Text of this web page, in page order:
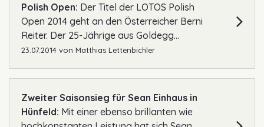
Polish Open: Der Titel der LOTOS Polish
Open 2014 geht an den Österreicher Berni
Reiter. Der 25-Jährige aus Goldegg...
23.07.2014 von Matthias Lettenbichler
Zweiter Saisonsieg für Sean Einhaus in
Hünfeld: Mit einer ebenso brillanten wie